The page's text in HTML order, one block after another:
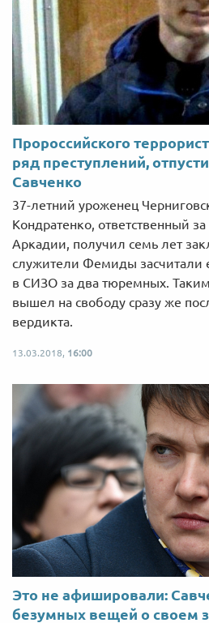
Пророссийского
ряд преступлений,
Савченко
37-летний уроженец
Кондратенко, ответственный
Аркадии, получил семь лет
служители Фемиды засчитали
в СИЗО за два тюремных.
вышел на свободу сразу же
вердикта.
13.03.2018, 16:00
Это не афишировали:
безумных вещей о своем